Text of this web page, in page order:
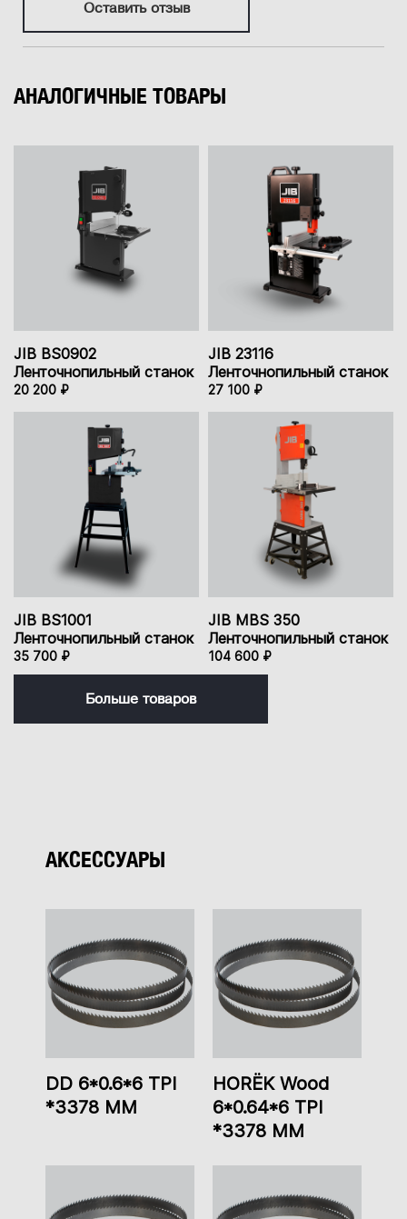
Оставить отзыв
АНАЛОГИЧНЫЕ ТОВАРЫ
JIB BS0902
Ленточнопильный станок
20 200 ₽
JIB 23116
Ленточнопильный станок
27 100 ₽
JIB BS1001
Ленточнопильный станок
35 700 ₽
JIB MBS 350
Ленточнопильный станок
104 600 ₽
Больше товаров
АКСЕССУАРЫ
DD 6*0.6*6 TPI
*3378 ММ
HORЁK Wood
6*0.64*6 TPI
*3378 ММ